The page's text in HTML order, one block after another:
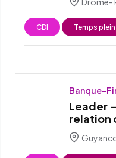
CDI Temps plein
Banque-
Leader
relation